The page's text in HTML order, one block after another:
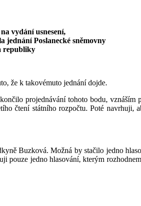
vydání usnesení,
Poslanecké sněmovny
republiky
že k takovémuto jednání dojde.
projednávání tohoto bodu, vznáším
čtení státního rozpočtu. Poté navrhuji,
Buzková. Možná by stačilo jedno
pouze jedno hlasování, kterým